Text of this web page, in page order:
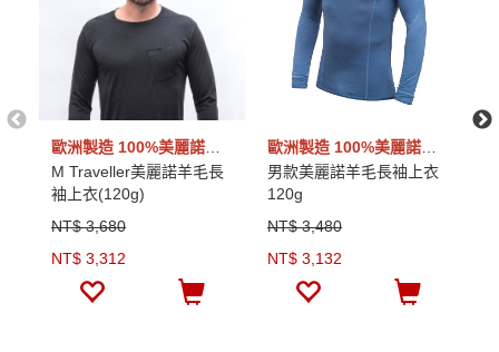
歐洲製造 100%美麗諾羊毛
M Traveller美麗諾羊毛長
袖上衣(120g)
NT$ 3,680
NT$ 3,312
歐洲製造 100%美麗諾羊毛
男款美麗諾羊毛長袖上衣
120g
NT$ 3,480
NT$ 3,132